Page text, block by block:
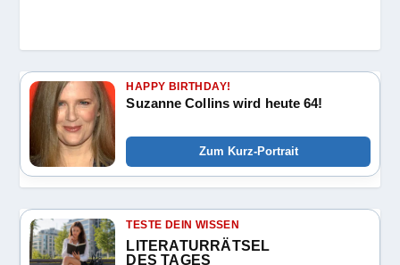
HAPPY BIRTHDAY!
Suzanne Collins wird heute 64!
Zum Kurz-Portrait
TESTE DEIN WISSEN
LITERATURRÄTSEL
DES TAGES